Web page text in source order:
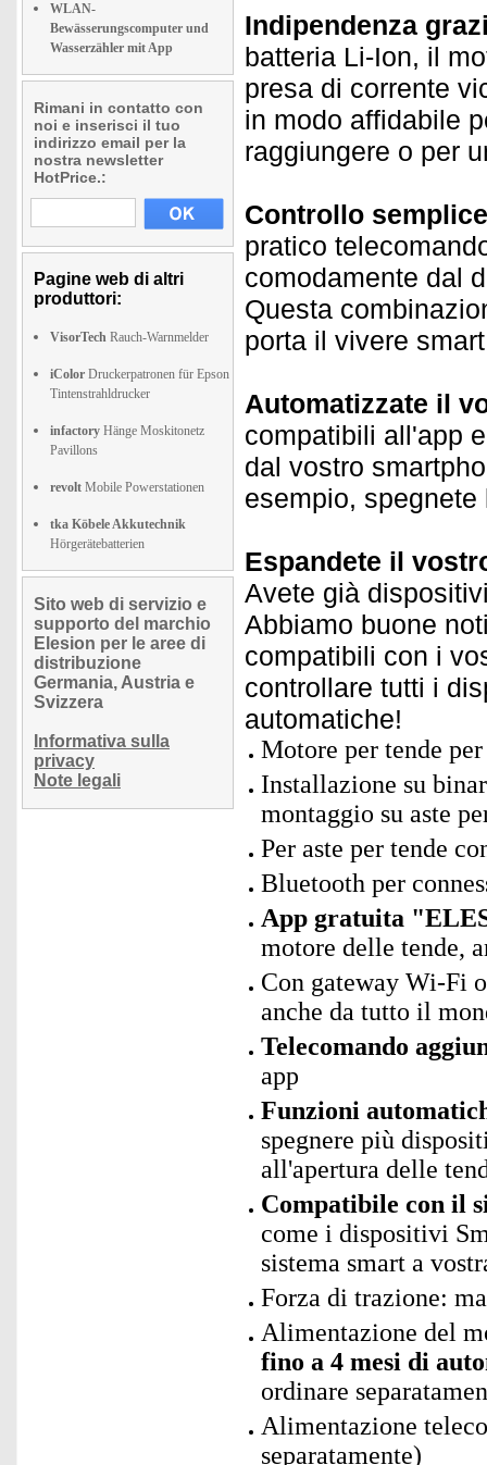
WLAN-
Bewässerungscomputer und
Wasserzähler mit App
Rimani in contatto con
noi e inserisci il tuo
indirizzo email per la
nostra newsletter
HotPrice.:
Pagine web di altri
produttori:
VisorTech Rauch-Warnmelder
iColor Druckerpatronen für Epson
Tintenstrahldrucker
infactory Hänge Moskitonetz
Pavillons
revolt Mobile Powerstationen
tka Köbele Akkutechnik
Hörgerätebatterien
Sito web di servizio e
supporto del marchio
Elesion per le aree di
distribuzione
Germania, Austria e
Svizzera
Informativa sulla
privacy
Note legali
Indipendenza
batteria Li-Ion, il
presa di corrente
in modo affidabile
raggiungere o per
Controllo
pratico
comodamente dal
Questa
porta il vivere
Automatizzate il
compatibili all'app
dal vostro
esempio,
Espandete il
Avete già
Abbiamo buone
compatibili con i
controllare tutti i
automatiche!
Motore per tende
Installazione su
montaggio su aste
Per aste per tende
Bluetooth per
App gratuita
motore delle tende,
Con gateway Wi-Fi
anche da tutto il
Telecomando
app
Funzioni
spegnere più
all'apertura delle
Compatibile con il
come i dispositivi
sistema smart a
Forza di trazione:
Alimentazione del
fino a 4 mesi di
ordinare
Alimentazione
separatamente)